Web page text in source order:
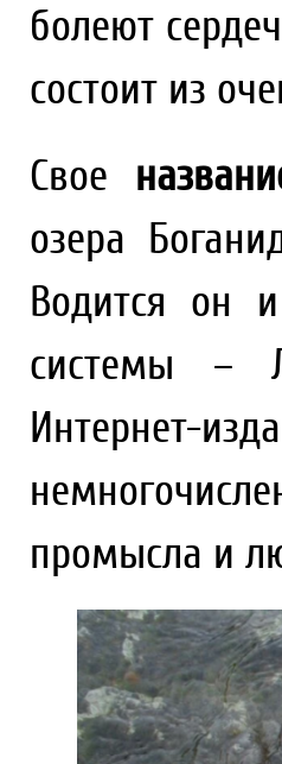
болеют
состоит из
Свое
озера
Водится он
системы –
Интернет-
промысла и